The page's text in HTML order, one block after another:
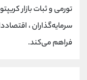
تورمی و ثبات بازار
سرمایه‌گذاران ،
فراهم می‌کند.